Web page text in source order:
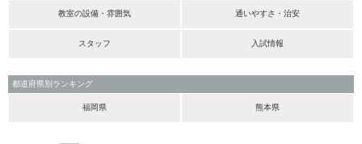
教室の設備・雰囲気 通いやすさ・治安
スタッフ 入試情報
都道府県別ランキング
福岡県 熊本県